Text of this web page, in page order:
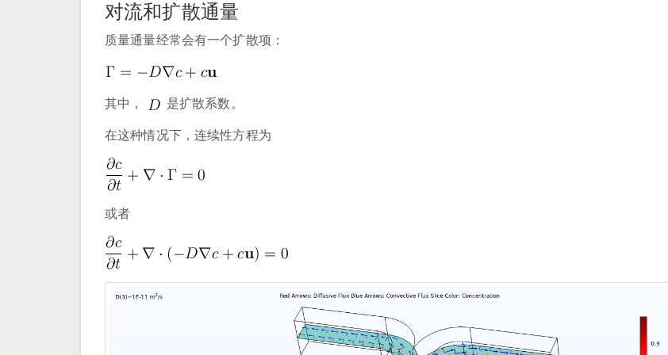
对流和扩散通量
质量通量经常会有一个扩散项：
其中， 是扩散系数。
在这种情况下，连续性方程为
或者